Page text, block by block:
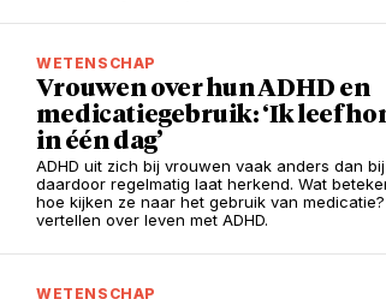
WETENSCHAP
Vrouwen over hun ADHD en
medicatiegebruik: ‘Ik leef
in één dag’
ADHD uit zich bij vrouwen vaak anders dan
daardoor regelmatig laat herkend. Wat
hoe kijken ze naar het gebruik van
vertellen over leven met ADHD.
WETENSCHAP